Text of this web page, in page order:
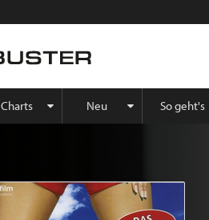
Charts Neu So geht's